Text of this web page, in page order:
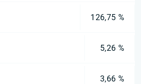
126,75 %
5,26 %
3,66 %